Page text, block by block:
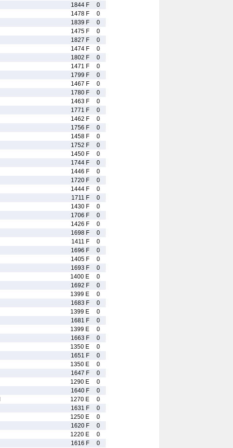
1844 F
0
1478 F
0
1839 F
0
1475 F
0
1827 F
0
1474 F
0
1802 F
0
1471 F
0
1799 F
0
1467 F
0
1780 F
0
1463 F
0
1771 F
0
1462 F
0
1756 F
0
1458 F
0
1752 F
0
1450 F
0
1744 F
0
1446 F
0
1720 F
0
1444 F
0
1711 F
0
1430 F
0
1706 F
0
1426 F
0
1698 F
0
1411 F
0
1696 F
0
1405 F
0
1693 F
0
1400 E
0
1692 F
0
1399 E
0
1683 F
0
1399 E
0
1681 F
0
1399 E
0
1663 F
0
1350 E
0
1651 F
0
1350 E
0
1647 F
0
1290 E
0
1640 F
0
1270 E
0
1631 F
0
1250 E
0
1620 F
0
1220 E
0
1616 F
0